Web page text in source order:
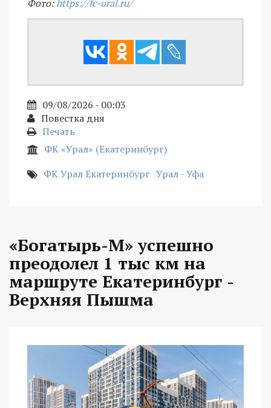
Фото:https://fc-ural.ru/
09/08/2026 - 00:03
Повестка дня
Печать
ФК «Урал» (Екатеринбург)
ФК Урал Екатеринбург Урал - Уфа
«Богатырь-М» успешно
преодолел 1 тыс км на
маршруте Екатеринбург -
Верхняя Пышма